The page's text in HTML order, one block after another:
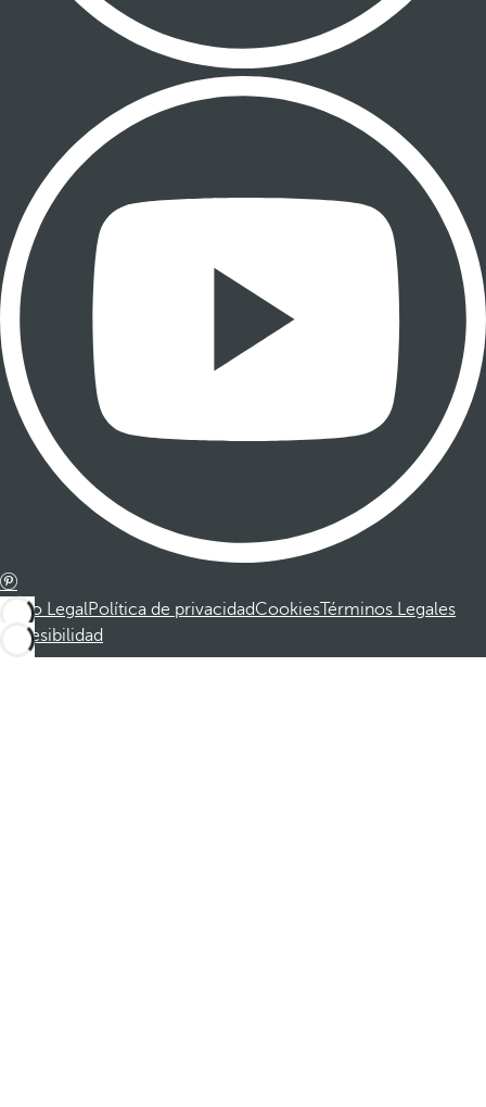
Aviso LegalPolítica de privacidadCookiesTérminos Legales
Accesibilidad